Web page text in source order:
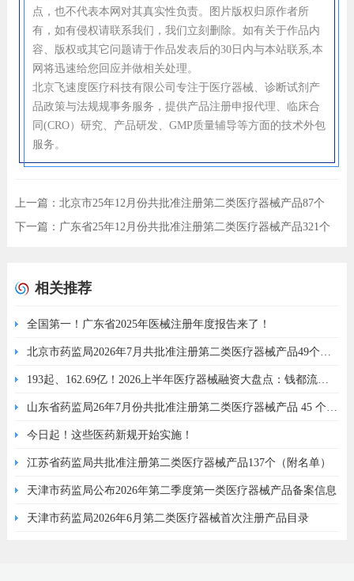
点，也不代表本网对其真实性负责。图片版权归原作者所
有，如有侵权请联系我们，我们立刻删除。如有关于作品内
容、版权或其它问题请于作品发表后的30日内与本站联系,本
网将迅速给您回应并做相关处理。
北京飞速度医疗科技有限公司专注于医疗器械、诊断试剂产
品政策与法规规事务服务，提供产品注册申报代理、临床合
同(CRO）研究、产品研发、GMP质量辅导等方面的技术外包
服务。
上一篇： 北京市25年12月份共批准注册第二类医疗器械产品87个
（附名单）
下一篇： 广东省25年12月份共批准注册第二类医疗器械产品321个
相关推荐
全国第一！广东省2025年医械注册年度报告来了！
北京市药监局2026年7月共批准注册第二类医疗器械产品49个
（附名单）
193起、162.69亿！2026上半年医疗器械融资大盘点：钱都流去
了哪里？
山东省药监局26年7月份共批准注册第二类医疗器械产品 45 个
（附名单）
今日起！这些医药新规开始实施！
江苏省药监局共批准注册第二类医疗器械产品137个（附名单）
天津市药监局公布2026年第二季度第一类医疗器械产品备案信息
天津市药监局2026年6月第二类医疗器械首次注册产品目录